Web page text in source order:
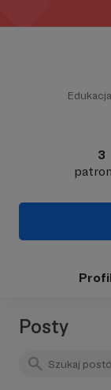
Edukacja
3
Posty